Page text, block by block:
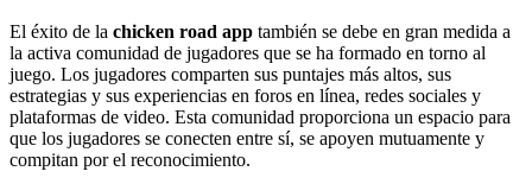
El éxito de la chicken road app también se debe en gran medida a
la activa comunidad de jugadores que se ha formado en torno al
juego. Los jugadores comparten sus puntajes más altos, sus
estrategias y sus experiencias en foros en línea, redes sociales y
plataformas de video. Esta comunidad proporciona un espacio para
que los jugadores se conecten entre sí, se apoyen mutuamente y
compitan por el reconocimiento.